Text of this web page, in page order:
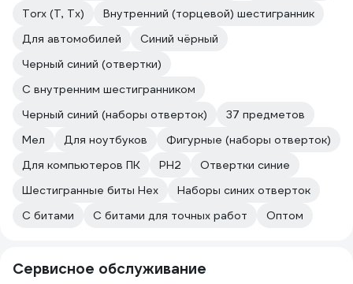
Torx (T, Tx)
Внутренний (торцевой) шестигранник
Для автомобилей
Синий чёрный
Черный синий (отвертки)
С внутренним шестигранником
Черный синий (наборы отверток)
37 предметов
Мел
Для ноутбуков
Фигурные (наборы отверток)
Для компьютеров ПК
PH2
Отвертки синие
Шестигранные биты Hex
Наборы синих отверток
С битами
С битами для точных работ Оптом
Сервисное обслуживание